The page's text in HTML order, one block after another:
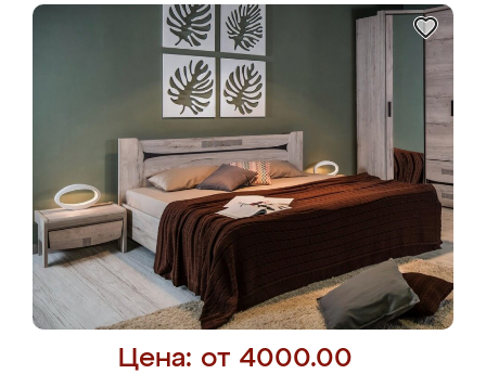
Цена: от 4000.00